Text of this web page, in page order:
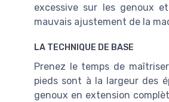
excessive sur les genoux
mauvais ajustement de la
LA TECHNIQUE DE BASE
Prenez le temps de
pieds sont à la largeur des
genoux en extension